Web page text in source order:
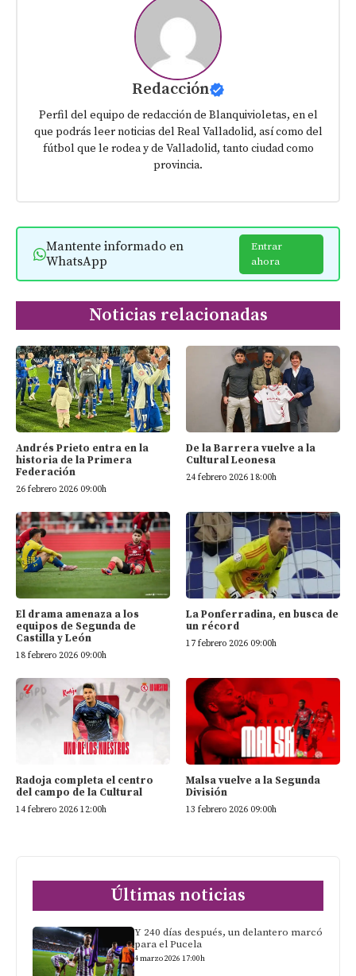
Redacción
Perfil del equipo de redacción de Blanquivioletas, en el
que podrás leer noticias del Real Valladolid, así como del
fútbol que le rodea y de Valladolid, tanto ciudad como
provincia.
Mantente informado en
WhatsApp
Entrar
ahora
Noticias relacionadas
Andrés Prieto entra en la
historia de la Primera
Federación
26 febrero 2026 09:00h
De la Barrera vuelve a la
Cultural Leonesa
24 febrero 2026 18:00h
El drama amenaza a los
equipos de Segunda de
Castilla y León
18 febrero 2026 09:00h
La Ponferradina, en busca de
un récord
17 febrero 2026 09:00h
Radoja completa el centro
del campo de la Cultural
14 febrero 2026 12:00h
Malsa vuelve a la Segunda
División
13 febrero 2026 09:00h
Últimas noticias
Y 240 días después, un delantero marcó
para el Pucela
4 marzo 2026 17:00h